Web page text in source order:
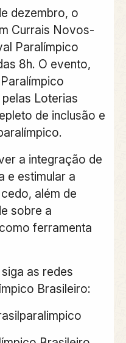
dezembro, o
Currais Novos-
Paralímpico
8h. O evento,
Loterias
de inclusão e
a integração de
e estimular a
além de
sobre a
ferramenta
as redes
Brasileiro: